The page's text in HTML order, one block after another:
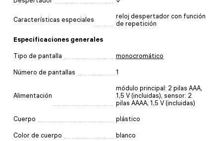
Características especiales
reloj despertador con función
de repetición
Especificaciones generales
Tipo de pantalla monocromático
Número de pantallas 1
Alimentación
módulo principal: 2 pilas AAA,
1,5 V (incluidas), sensor: 2
pilas AAAA, 1,5 V (incluidas)
Cuerpo plástico
Color de cuerpo blanco